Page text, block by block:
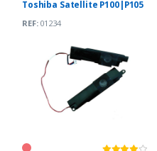
Toshiba Satellite P100|P105
REF:01234